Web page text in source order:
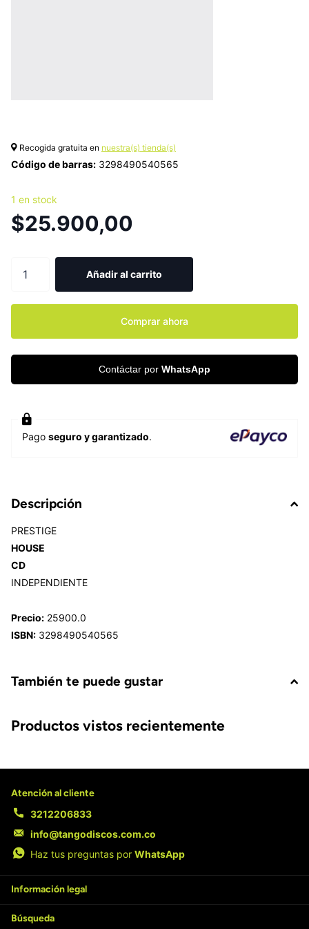
Recogida gratuita en nuestra(s) tienda(s)
Código de barras: 3298490540565
1 en stock
$25.900,00
Añadir al carrito
Comprar ahora
Contáctar por WhatsApp
Pago seguro y garantizado.
Descripción
PRESTIGE
HOUSE
CD
INDEPENDIENTE
Precio: 25900.0
ISBN: 3298490540565
También te puede gustar
Productos vistos recientemente
Atención al cliente
3212206833
info@tangodiscos.com.co
Haz tus preguntas por WhatsApp
Información legal
Búsqueda